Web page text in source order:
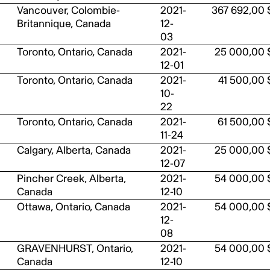
Vancouver, Colombie-
Britannique, Canada
2021-
12-
03
367 692,00
Toronto, Ontario, Canada
2021-
12-01
25 000,00
Toronto, Ontario, Canada
2021-
10-
22
41 500,00
Toronto, Ontario, Canada
2021-
11-24
61 500,00
Calgary, Alberta, Canada
2021-
12-07
25 000,00
Pincher Creek, Alberta,
Canada
2021-
12-10
54 000,00
Ottawa, Ontario, Canada
2021-
12-
08
54 000,00
GRAVENHURST, Ontario,
Canada
2021-
12-10
54 000,00